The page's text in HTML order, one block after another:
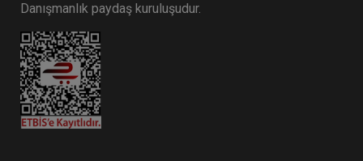
Danışmanlık paydaş kuruluşudur.